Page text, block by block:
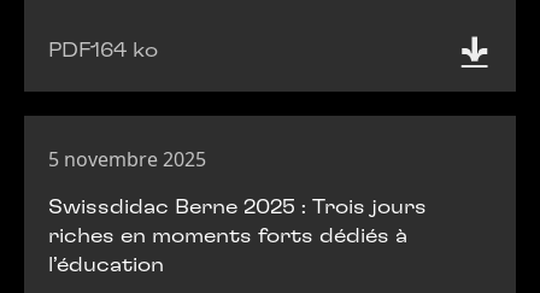
PDF164 ko
5 novembre 2025
Swissdidac Berne 2025 : Trois jours
riches en moments forts dédiés à
l’éducation